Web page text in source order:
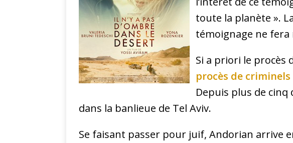
toute la planète ».
témoignage ne fera
Si a priori le procès
procès de
Depuis plus de
dans la banlieue de Tel Aviv.
Se faisant passer pour juif, Andorian arrive